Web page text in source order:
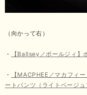
（向かって右）
・ 【Ballsey／ボールジィ】
・
【MACPHEE／マカフィ
ートパンツ（ライトベージュ